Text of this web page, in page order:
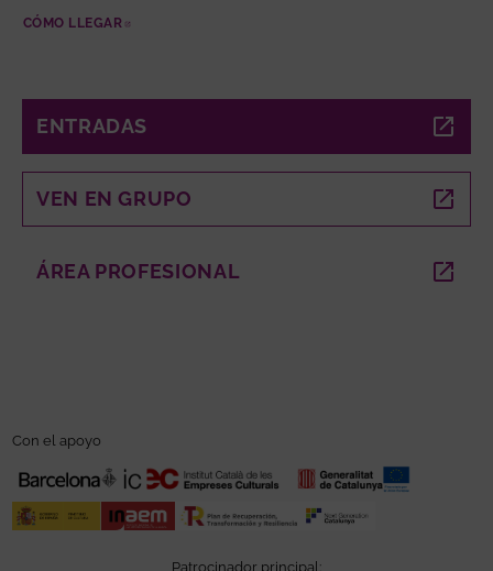
CÓMO LLEGAR
ENTRADAS
VEN EN GRUPO
ÁREA PROFESIONAL ABRE EN NUEVA VENTANA
Con el apoyo
Patrocinador principal: